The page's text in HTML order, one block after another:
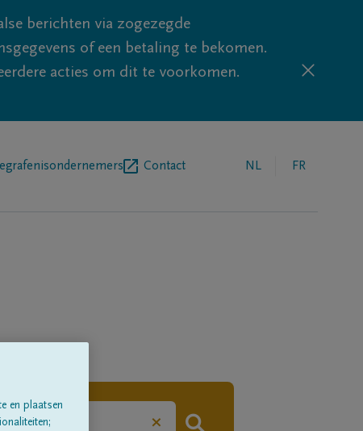
berichten via zogezegde
of een betaling te bekomen.
acties om dit te voorkomen.
Contact NL FR
×
en plaatsen